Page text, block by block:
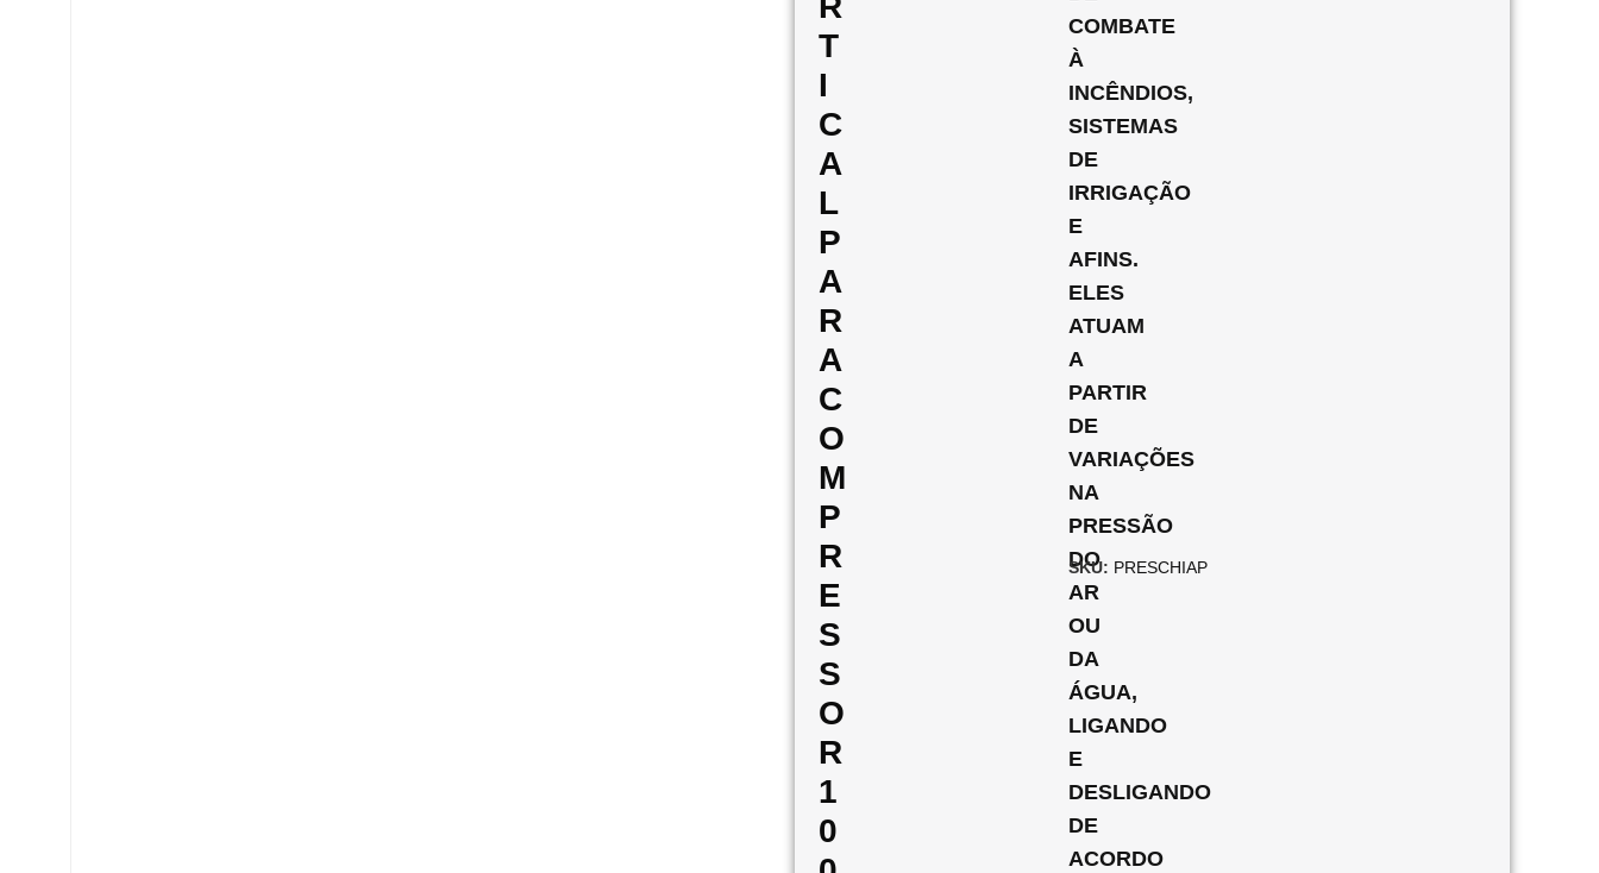
T
I
C
A
L
P
A
R
A
C
O
M
P
R
E
S
S
O
R
1
0
COMBATE
À
INCÊNDIOS,
SISTEMAS
DE
IRRIGAÇÃO
E
AFINS.
ELES
ATUAM
A
PARTIR
DE
VARIAÇÕES
NA
PRESSÃO
DO
AR
OU
DA
ÁGUA,
LIGANDO
E
DESLIGANDO
DE
ACORDO
SKU: PRESCHIAP